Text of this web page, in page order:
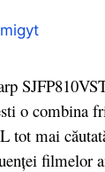
migyt
o combina
tot mai
filmelor